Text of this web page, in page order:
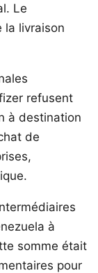
Le
la livraison
refusent
à destination
de
à
somme était
pour